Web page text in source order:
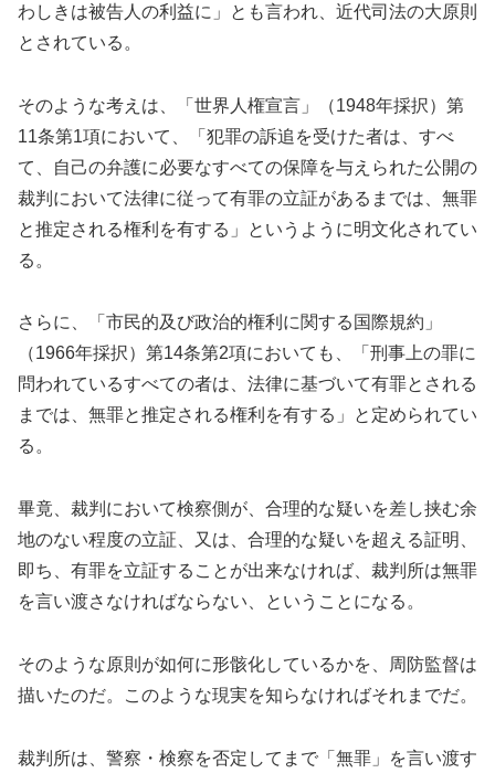
わしきは被告人の利益に」とも言われ、近代司法の大原則
とされている。
そのような考えは、「世界人権宣言」（1948年採択）第
11条第1項において、「犯罪の訴追を受けた者は、すべ
て、自己の弁護に必要なすべての保障を与えられた公開の
裁判において法律に従って有罪の立証があるまでは、無罪
と推定される権利を有する」というように明文化されてい
る。
さらに、「市民的及び政治的権利に関する国際規約」
（1966年採択）第14条第2項においても、「刑事上の罪に
問われているすべての者は、法律に基づいて有罪とされる
までは、無罪と推定される権利を有する」と定められてい
る。
畢竟、裁判において検察側が、合理的な疑いを差し挟む余
地のない程度の立証、又は、合理的な疑いを超える証明、
即ち、有罪を立証することが出来なければ、裁判所は無罪
を言い渡さなければならない、ということになる。
そのような原則が如何に形骸化しているかを、周防監督は
描いたのだ。このような現実を知らなければそれまでだ。
裁判所は、警察・検察を否定してまで「無罪」を言い渡す